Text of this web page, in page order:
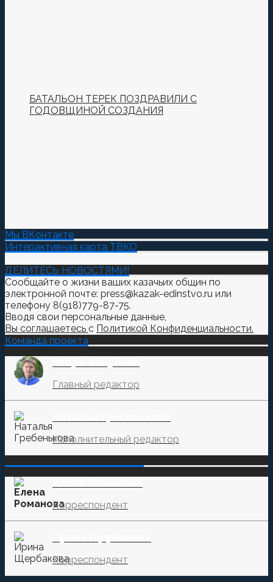
БАТАЛЬОН ТЕРЕК ПОЗДРАВИЛИ С
ГОДОВЩИНОЙ СОЗДАНИЯ
Мы ВКонтакте
Интерактивная карта ТВКО
ДЕЛИТЕСЬ НОВОСТЯМИ!
Сообщайте о жизни ваших казачьих общин по
электронной почте: press@kazak-edinstvo.ru или
телефону 8(918)779-87-75.
Вводя свои персональные данные,
Вы соглашаетесь с Политикой Конфиденциальности.
Команда проекта
Главный редактор
Исполнительный редактор
Корреспондент
Корреспондент